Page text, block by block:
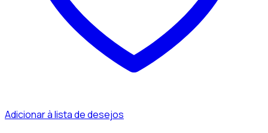
Adicionar à lista de desejos